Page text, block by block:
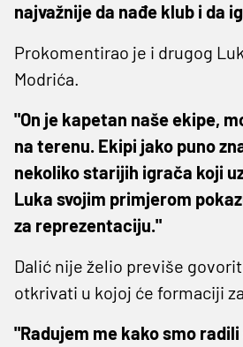
najvažnije da nađe klub i da
Prokomentirao je i drugog
Modrića.
"On je kapetan naše ekipe,
na terenu. Ekipi jako puno
nekoliko starijih igrača koji
Luka svojim primjerom
za reprezentaciju."
Dalić nije želio previše
otkrivati u kojoj će formaciji
"Radujem me kako smo